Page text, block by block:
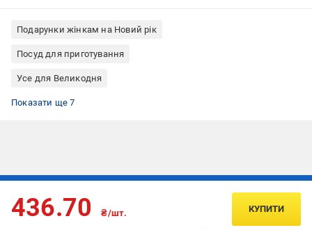
Подарунки жінкам на Новий рік
Посуд для приготування
Усе для Великодня
Універсальні форми для випічки
Форми для випічки Guardini
Форми для випічки прямокутні
Деко для випічки
Сталеві форми для випічки
Форми для випічки Італія
Форми для випічки PTFE
Показати ще 7
436.70 ₴/шт. КУПИТИ
Підписуйтесь, щоб дізнаватись першим про акції та пропозиції
ПІДПИСАТИСЯ